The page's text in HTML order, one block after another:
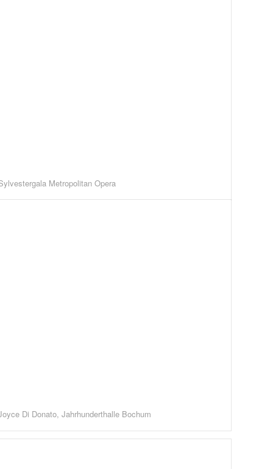
Metropolitan Opera
Di Donato, Jahrhunderthalle Bochum